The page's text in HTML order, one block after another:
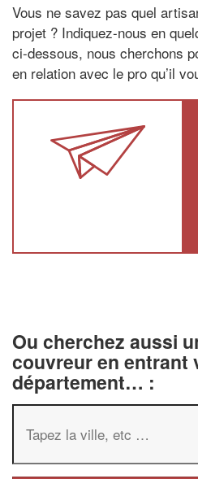
Vous ne savez pas quel
projet ? Indiquez-nous en
ci-dessous, nous cherchons
en relation avec le pro qu’il
Ou cherchez aussi
couvreur en entrant
département… :